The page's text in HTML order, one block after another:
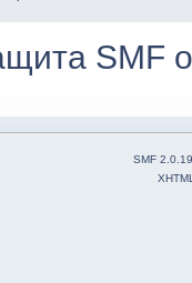
SMF
SMF 2.0.19